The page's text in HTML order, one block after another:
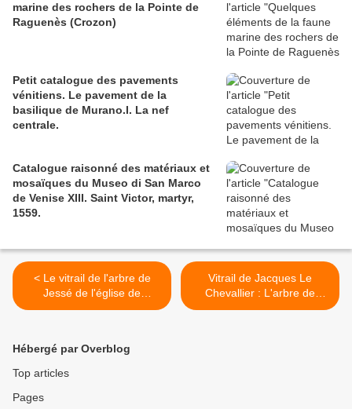
marine des rochers de la Pointe de
Raguenès (Crozon)
Petit catalogue des pavements
vénitiens. Le pavement de la
basilique de Murano.I. La nef
centrale.
Catalogue raisonné des matériaux et
mosaïques du Museo di San Marco
de Venise XIII. Saint Victor, martyr,
1559.
< Le vitrail de l'arbre de
Jessé de l'église de
Malestroit.
Vitrail de Jacques Le
Chevallier : L'arbre de
Jessé de l'église de
Hébergé par Overblog
Top articles
Pages